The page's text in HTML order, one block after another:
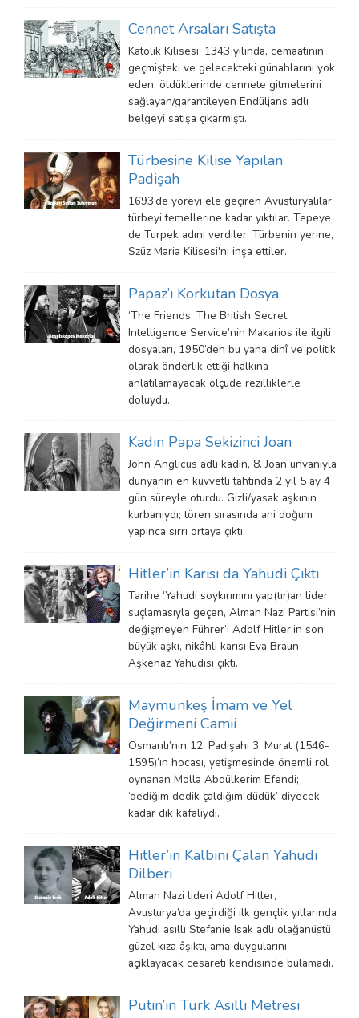
Cennet Arsaları Satışta
Katolik Kilisesi; 1343 yılında, cemaatinin
geçmişteki ve gelecekteki günahlarını yok
eden, öldüklerinde cennete gitmelerini
sağlayan/garantileyen Endüljans adlı
belgeyi satışa çıkarmıştı.
Türbesine Kilise Yapılan
Padişah
1693’de yöreyi ele geçiren Avusturyalılar,
türbeyi temellerine kadar yıktılar. Tepeye
de Turpek adını verdiler. Türbenin yerine,
Szüz Maria Kilisesi'ni inşa ettiler.
Papaz’ı Korkutan Dosya
‘The Friends, The British Secret
Intelligence Service’nin Makarios ile ilgili
dosyaları, 1950’den bu yana dinî ve politik
olarak önderlik ettiği halkına
anlatılamayacak ölçüde rezilliklerle
doluydu.
Kadın Papa Sekizinci Joan
John Anglicus adlı kadın, 8. Joan unvanıyla
dünyanın en kuvvetli tahtında 2 yıl 5 ay 4
gün süreyle oturdu. Gizli/yasak aşkının
kurbanıydı; tören sırasında ani doğum
yapınca sırrı ortaya çıktı.
Hitler’in Karısı da Yahudi Çıktı
Tarihe ‘Yahudi soykırımını yap(tır)an lider’
suçlamasıyla geçen, Alman Nazi Partisi’nin
değişmeyen Führer’i Adolf Hitler’in son
büyük aşkı, nikâhlı karısı Eva Braun
Aşkenaz Yahudisi çıktı.
Maymunkeş İmam ve Yel
Değirmeni Camii
Osmanlı’nın 12. Padişahı 3. Murat (1546-
1595)’ın hocası, yetişmesinde önemli rol
oynanan Molla Abdülkerim Efendi;
‘dediğim dedik çaldığım düdük’ diyecek
kadar dik kafalıydı.
Hitler’in Kalbini Çalan Yahudi
Dilberi
Alman Nazi lideri Adolf Hitler,
Avusturya’da geçirdiği ilk gençlik yıllarında
Yahudi asıllı Stefanie Isak adlı olağanüstü
güzel kıza âşıktı, ama duygularını
açıklayacak cesareti kendisinde bulamadı.
Putin’in Türk Asıllı Metresi